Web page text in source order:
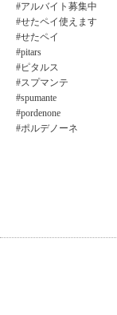
#アルバイト募集中
#せたペイ使えます
#せたペイ
#pitars
#ピタルス
#スプマンテ
#spumante
#pordenone
#ポルデノーネ